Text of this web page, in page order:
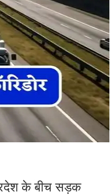
के बीच सड़क